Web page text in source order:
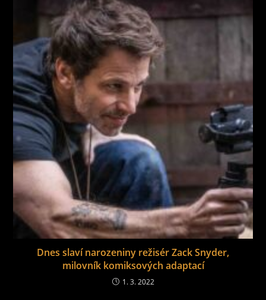
Dnes slaví narozeniny režisér Zack Snyder,
milovník komiksových adaptací
1. 3. 2022